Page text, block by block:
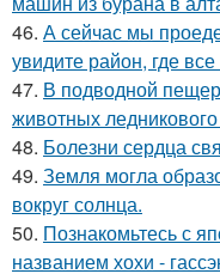
46. А сейчас мы
увидите район, где
47. В подводной
животных
48. Болезни сердца
49. Земля могла
вокруг солнца.
50. Познакомьтесь с
названием хохи -